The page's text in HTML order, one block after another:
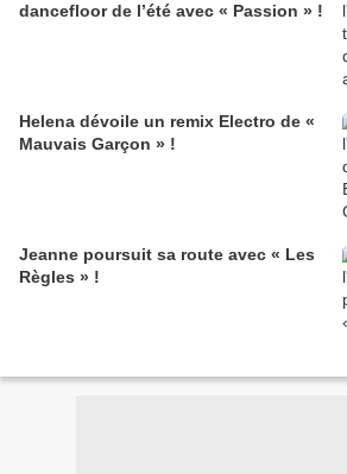
dancefloor de l’été avec « Passion » !
Helena dévoile un remix Electro de «
Mauvais Garçon » !
Jeanne poursuit sa route avec « Les
Règles » !